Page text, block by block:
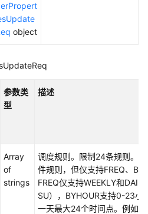
object
参数类
型
描述
Array
of
strings
调度规则。限制24条规则。
件规则，但仅支持FREQ、
FREQ仅支持WEEKLY和
SU），BYHOUR支持0-23小
一天最大24个时间点。例如